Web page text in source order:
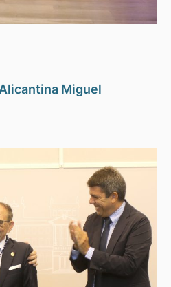
Miguel